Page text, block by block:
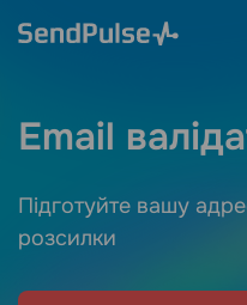
Email
Підготуйте вашу
розсилки